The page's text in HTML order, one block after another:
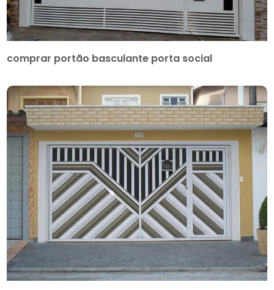
comprar portão basculante porta social